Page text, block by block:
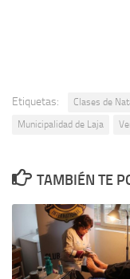
Etiquetas: Clases de
Municipalidad de Laja
TAMBIÉN TE